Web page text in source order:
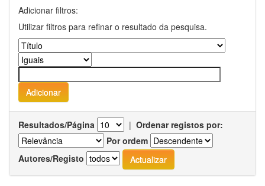
Adicionar filtros:
Utilizar filtros para refinar o resultado da pesquisa.
Resultados/Página | Ordenar registos por:
Por ordem
Autores/Registo